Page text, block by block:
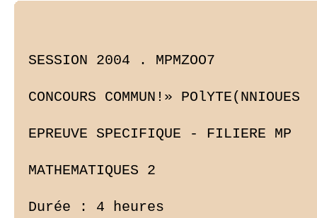
SESSION 2004 . MPMZOO7
CONCOURS COMMUN!» POlYTE(NNIOUES
EPREUVE SPECIFIQUE - FILIERE MP
MATHEMATIQUES 2
Durée : 4 heures